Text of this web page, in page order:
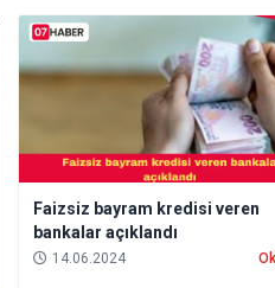
Faizsiz bayram kredisi veren
bankalar açıklandı
14.06.2024